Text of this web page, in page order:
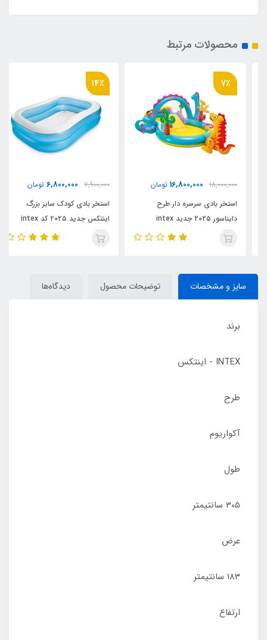
محصولات مرتبط
7٪
18,000,000
16,800,000 تومان
استخر بادی سرسره دار طرح
دایناسور ۲۰۲۵ جدید intex
57135
14٪
7,900,000
6,800,000 تومان
استخر بادی کودک سایز بزرگ
اینتکس جدید ۲۰۲۵ کد intex
57180
سایز و مشخصات توضیحات محصول دیدگاه‌ها
برند
INTEX - اینتکس
طرح
آکواریوم
طول
305 سانتیمتر
عرض
183 سانتیمتر
ارتفاع